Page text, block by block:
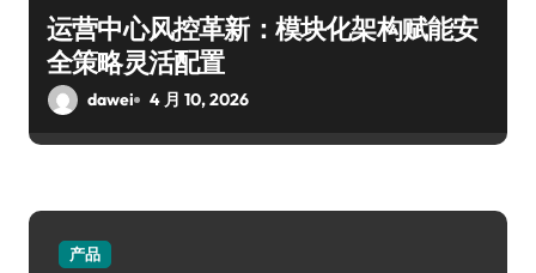
运营中心风控革新：模块化架构赋能安
全策略灵活配置
dawei 4 月 10, 2026
产品